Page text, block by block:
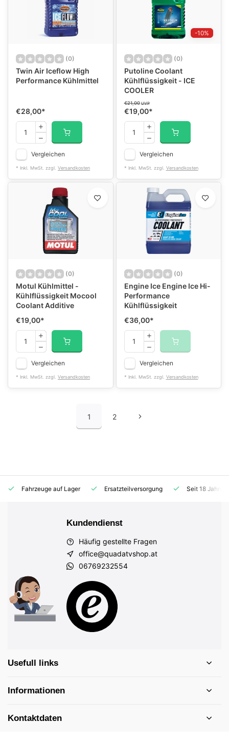
(0)
Twin Air Iceflow High
Performance Kühlmittel
€28,00*
Vergleichen
* Inkl. MwSt. zzgl. Versandkosten
-10%
(0)
Putoline Coolant
Kühlflüssigkeit - ICE
COOLER
€21,00 UVP
€19,00*
Vergleichen
* Inkl. MwSt. zzgl. Versandkosten
(0)
Motul Kühlmittel -
Kühlflüssigkeit Mocool
Coolant Additive
€19,00*
Vergleichen
* Inkl. MwSt. zzgl. Versandkosten
(0)
Engine Ice Engine Ice Hi-
Performance
Kühlflüssigkeit
€36,00*
Vergleichen
* Inkl. MwSt. zzgl. Versandkosten
1 2
Fahrzeuge auf Lager Ersatzteilversorgung Seit 18
Kundendienst
Häufig gestellte Fragen
office@quadatvshop.at
06769232554
Usefull links
Informationen
Kontaktdaten